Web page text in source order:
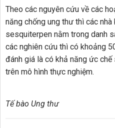
Theo các nguyên cứu về các
năng chống ung thư thì các
sesquiterpen nằm trong danh
các nghiên cứu thì có khoảng
đánh giá là có khả năng ức
trên mô hình thực nghiệm.
Tế bào Ung thư